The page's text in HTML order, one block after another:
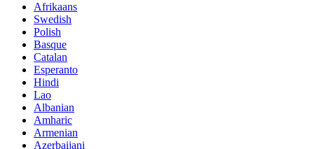
Afrikaans
Swedish
Polish
Basque
Catalan
Esperanto
Hindi
Lao
Albanian
Amharic
Armenian
Azerbaijani